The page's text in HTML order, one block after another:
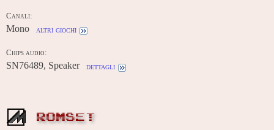
Canali:
Mono altri giochi
Chips audio:
SN76489, Speaker dettagli
ROMSET